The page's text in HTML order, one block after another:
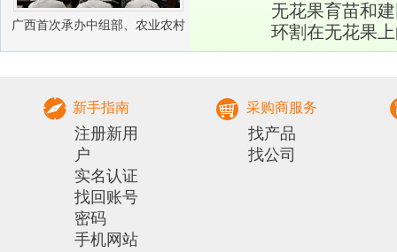
广西首次承办中组部、农业农村
部农村实用人才 带头人培训兽医
无花果育苗和
环割在无花果
新手指南
注册新用
户
实名认证
找回账号
密码
手机网站
采购商服务
找产品
找公司